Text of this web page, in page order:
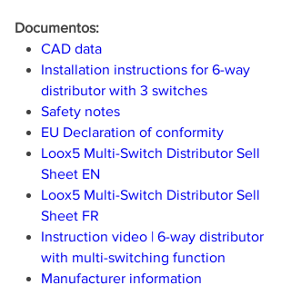
Documentos:
CAD data
Installation instructions for 6-way
distributor with 3 switches
Safety notes
EU Declaration of conformity
Loox5 Multi-Switch Distributor Sell
Sheet EN
Loox5 Multi-Switch Distributor Sell
Sheet FR
Instruction video | 6-way distributor
with multi-switching function
Manufacturer information